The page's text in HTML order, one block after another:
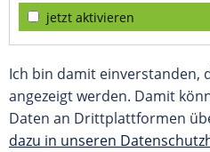
jetzt aktivieren
Ich bin damit einverstanden,
angezeigt werden. Damit
Daten an Drittplattformen
dazu in unseren